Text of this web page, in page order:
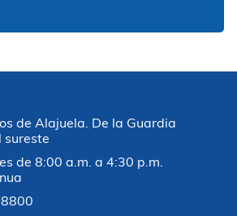
de Alajuela. De la Guardia
sureste
de 8:00 a.m. a 4:30 p.m.